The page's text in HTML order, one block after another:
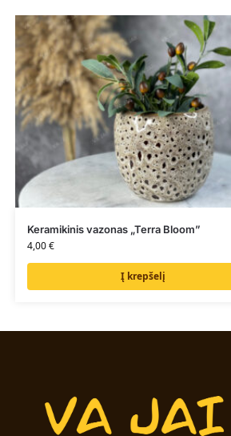
Keramikinis vazonas „Terra Bloom”
4,00€
Į krepšelį